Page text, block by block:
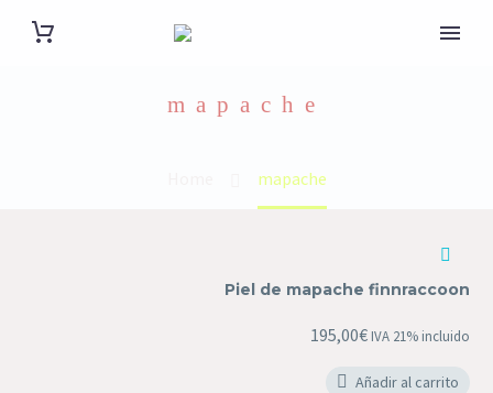
mapache
mapache
Piel de mapache finnraccoon
195,00€ IVA 21% incluido
Añadir al carrito